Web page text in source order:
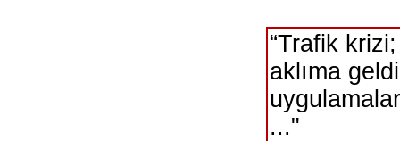
“Trafik
aklıma geldi
..."